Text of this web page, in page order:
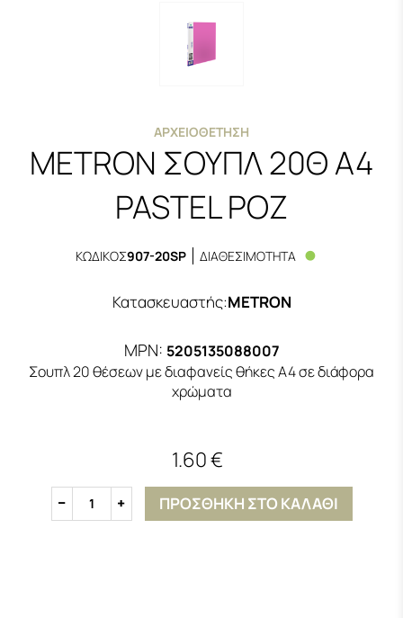
ΑΡΧΕΙΟΘΈΤΗΣΗ
METRON ΣΟΥΠΛ 20Θ Α4
PASTEL ΡΟΖ
ΚΩΔΙΚΟΣ907-20SP ΔΙΑΘΕΣΙΜΟΤΗΤΑ
Κατασκευαστής:METRON
MPN: 5205135088007
Σουπλ 20 θέσεων με διαφανείς θήκες Α4 σε διάφορα
χρώματα
1.60 €
1 ΠΡΟΣΘΗΚΗ ΣΤΟ ΚΑΛΑΘΙ